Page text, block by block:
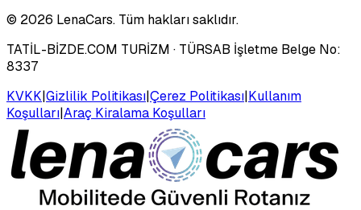
© 2026 LenaCars. Tüm hakları saklıdır.
TATİL-BİZDE.COM TURİZM · TÜRSAB İşletme Belge No:
8337
KVKK|Gizlilik Politikası|Çerez Politikası|Kullanım
Koşulları|Araç Kiralama Koşulları